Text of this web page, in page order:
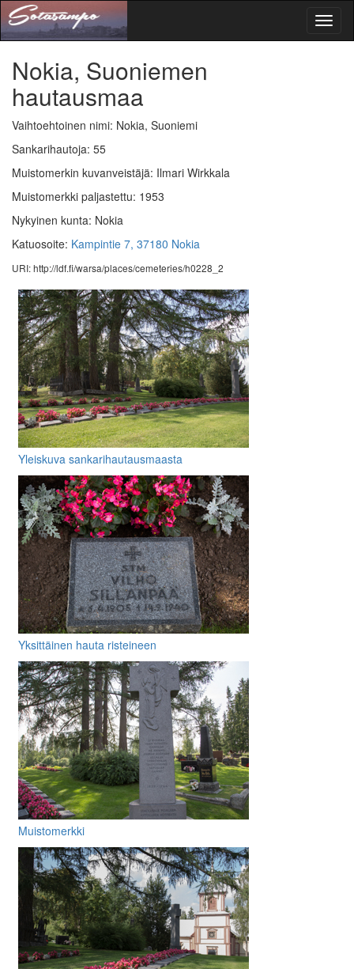
Nokia, Suoniemen
hautausmaa
Vaihtoehtoinen nimi: Nokia, Suoniemi
Sankarihautoja: 55
Muistomerkin kuvanveistäjä: Ilmari Wirkkala
Muistomerkki paljastettu: 1953
Nykyinen kunta: Nokia
Katuosoite: Kampintie 7, 37180 Nokia
URI: http://ldf.fi/warsa/places/cemeteries/h0228_2
Yleiskuva sankarihautausmaasta
Yksittäinen hauta risteineen
muistolaattoineen
Muistomerkki